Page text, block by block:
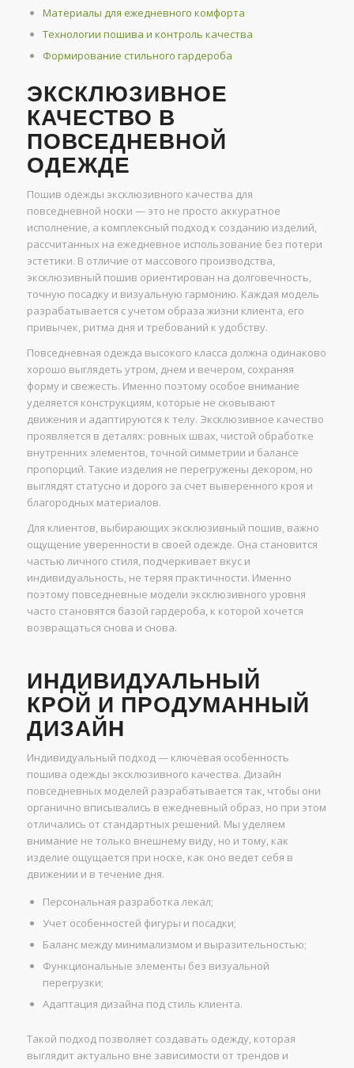
Материалы для ежедневного комфорта
Технологии пошива и контроль качества
Формирование стильного гардероба
ЭКСКЛЮЗИВНОЕ
КАЧЕСТВО В
ПОВСЕДНЕВНОЙ
ОДЕЖДЕ
Пошив одежды эксклюзивного качества для
повседневной носки — это не просто аккуратное
исполнение, а комплексный подход к созданию изделий,
рассчитанных на ежедневное использование без потери
эстетики. В отличие от массового производства,
эксклюзивный пошив ориентирован на долговечность,
точную посадку и визуальную гармонию. Каждая модель
разрабатывается с учетом образа жизни клиента, его
привычек, ритма дня и требований к удобству.
Повседневная одежда высокого класса должна одинаково
хорошо выглядеть утром, днем и вечером, сохраняя
форму и свежесть. Именно поэтому особое внимание
уделяется конструкциям, которые не сковывают
движения и адаптируются к телу. Эксклюзивное качество
проявляется в деталях: ровных швах, чистой обработке
внутренних элементов, точной симметрии и балансе
пропорций. Такие изделия не перегружены декором, но
выглядят статусно и дорого за счет выверенного кроя и
благородных материалов.
Для клиентов, выбирающих эксклюзивный пошив, важно
ощущение уверенности в своей одежде. Она становится
частью личного стиля, подчеркивает вкус и
индивидуальность, не теряя практичности. Именно
поэтому повседневные модели эксклюзивного уровня
часто становятся базой гардероба, к которой хочется
возвращаться снова и снова.
ИНДИВИДУАЛЬНЫЙ
КРОЙ И ПРОДУМАННЫЙ
ДИЗАЙН
Индивидуальный подход — ключевая особенность
пошива одежды эксклюзивного качества. Дизайн
повседневных моделей разрабатывается так, чтобы они
органично вписывались в ежедневный образ, но при этом
отличались от стандартных решений. Мы уделяем
внимание не только внешнему виду, но и тому, как
изделие ощущается при носке, как оно ведет себя в
движении и в течение дня.
Персональная разработка лекал;
Учет особенностей фигуры и посадки;
Баланс между минимализмом и выразительностью;
Функциональные элементы без визуальной
перегрузки;
Адаптация дизайна под стиль клиента.
Такой подход позволяет создавать одежду, которая
выглядит актуально вне зависимости от трендов и